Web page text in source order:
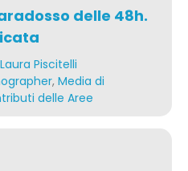
delle 48h.
Laura Piscitelli
, Media di
delle Aree